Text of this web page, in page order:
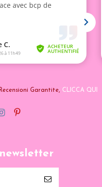
Garantite, CLICCA QUI